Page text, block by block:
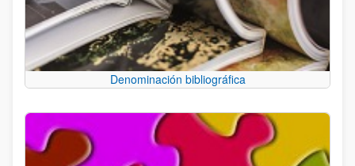
Denominación bibliográfica